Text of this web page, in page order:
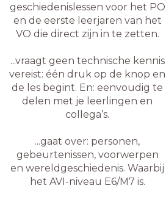
geschiedenislessen voor het PO
en de eerste leerjaren van het
VO die direct zijn in te zetten.
...vraagt geen technische kennis
vereist: één druk op de knop en
de les begint. En: eenvoudig te
delen met je leerlingen en
collega’s.
...gaat over: personen,
gebeurtenissen, voorwerpen
en wereldgeschiedenis. Waarbij
het AVI-niveau E6/M7 is.